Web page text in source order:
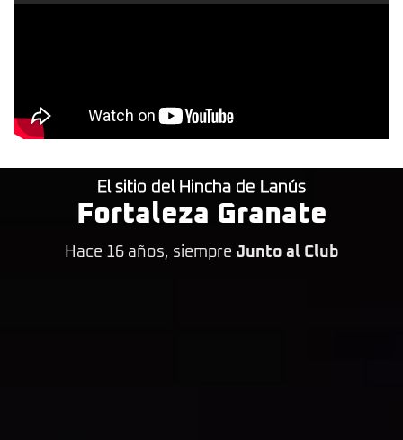
El sitio del Hincha de Lanús
Fortaleza Granate
Hace 16 años, siempre Junto al Club